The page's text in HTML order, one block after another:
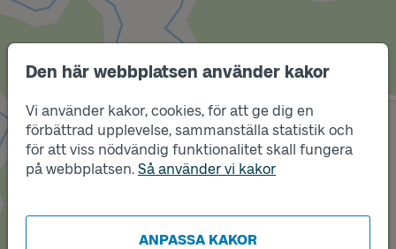
Den här webbplatsen använder kakor
Vi använder kakor, cookies, för att ge dig en
förbättrad upplevelse, sammanställa statistik och
för att viss nödvändig funktionalitet skall fungera
på webbplatsen. Så använder vi kakor
ANPASSA KAKOR
Läge
A
Läge
B